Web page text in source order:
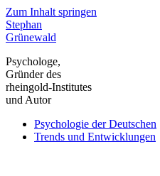
Zum Inhalt springen
Stephan
Grünewald
Psychologe,
Gründer des
rheingold-Institutes
und Autor
Psychologie der Deutschen
Trends und Entwicklungen